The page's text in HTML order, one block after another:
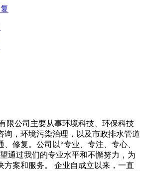
限公司主要从事环境科技、环保科技
询，环境污染治理，以及市政排水管道
修复。公司以“专业、专注、专心、
通过我们的专业水平和不懈努力，为
方案和服务。 企业自成立以来，一直